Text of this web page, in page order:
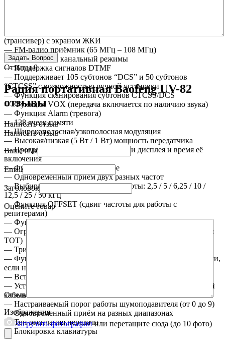
(трансивер) с экраном ЖКИ
— FM-радио приёмник (65 МГц – 108 МГц)
— Частотный и канальный режимы
— Поддержка сигналов DTMF
— Поддерживает 105 субтонов “DCS” и 50 субтонов
“CTCSS” с возможностью ручной установки
— Функция сканирования субтонов CTCSS/DCS
— Функция VOX (передача включается по наличию звука)
— Функция Alarm (тревога)
— 128 ячеек памяти
— Широкополосная/узкополосная модуляция
— Высокая/низкая (5 Вт / 1 Вт) мощность передатчика
— Программируемый цвет подсветки дисплея и время её
включения
— Функция «бип» на клавиатуре
— Одновременный приём двух разных частот
— Выбираемый шаг изменения частоты: 2,5 / 5 / 6,25 / 10 /
12,5 / 25 / 50 кГц
— Функция OFFSET (сдвиг частоты для работы с
репитерами)
— Функция сохранения заряда батареи (SAVE)
— Ограничение времени передачи, настраиваемое (функция
TOT)
— Три режима сканирования частот
— Функция «BCLO» (Busy Channel Lockout) (запрет передачи,
если на данной частоте уже идёт передача)
— Встроенный светодиодный фонарик
— Устройство может программироваться через специальный
кабель
— Настраиваемый порог работы шумоподавителя (от 0 до 9)
— Одновременный приём на разных диапазонах
— Тон окончания передачи
— Блокировка клавиатуры
Отзывы0
Рация портативная Baofeng UV-82
отзывы
Написать отзыв
Написать отзыв
Ваше имя
Email
Заголовок
Оцените товар
Отзыв
Изображения
Загрузить фотографииили перетащите сюда (до 10 фото)